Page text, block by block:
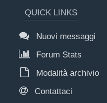
QUICK LINKS
Nuovi messaggi
Forum Stats
Modalità archivio
Contattaci